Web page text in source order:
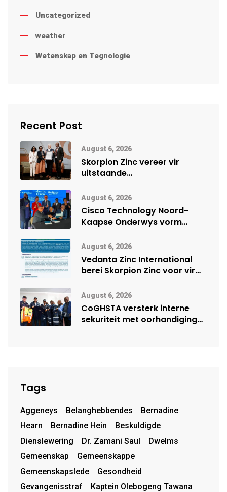
Uncategorized
weather
Wetenskap en Tegnologie
Recent Post
August 6, 2026
Skorpion Zinc vereer vir
uitstaande
Namibië Mynbou Ekspo
August 6, 2026
Cisco Technology Noord-
Kaapse Onderwys vorm
vennootskap
August 6, 2026
Vedanta Zinc International
berei Skorpion Zinc voor vir
August 6, 2026
CoGHSTA versterk interne
sekuriteit met oorhandiging
Tags
Aggeneys Belanghebbendes
Bernadine
Hearn
Bernadine Hein
Beskuldigde
Dienslewering
Dr. Zamani Saul
Dwelms
Gemeenskap
Gemeenskappe
Gemeenskapslede
Gesondheid
Gevangenisstraf
Kaptein Olebogeng Tawana